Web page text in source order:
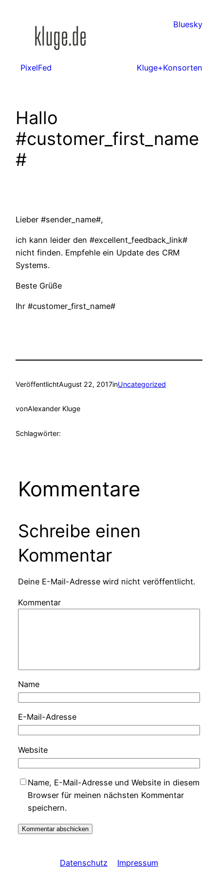
Bluesky
PixelFed Kluge+Konsorten
Hallo
#customer_first_name
#
Lieber #sender_name#,
ich kann leider den #excellent_feedback_link#
nicht finden. Empfehle ein Update des CRM
Systems.
Beste Grüße
Ihr #customer_first_name#
VeröffentlichtAugust 22, 2017inUncategorized
vonAlexander Kluge
Schlagwörter:
Kommentare
Schreibe einen
Kommentar
Deine E-Mail-Adresse wird nicht veröffentlicht.
Kommentar
Name
E-Mail-Adresse
Website
Name, E-Mail-Adresse und Website in diesem
Browser für meinen nächsten Kommentar
speichern.
Datenschutz Impressum